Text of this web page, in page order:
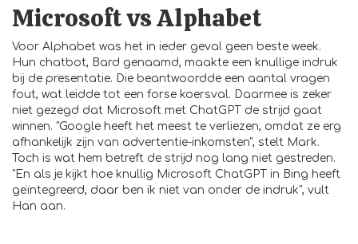
Microsoft vs Alphabet
Voor Alphabet was het in ieder geval geen beste week.
Hun chatbot, Bard genaamd, maakte een knullige indruk
bij de presentatie. Die beantwoordde een aantal vragen
fout, wat leidde tot een forse koersval. Daarmee is zeker
niet gezegd dat Microsoft met ChatGPT de strijd gaat
winnen. "Google heeft het meest te verliezen, omdat ze erg
afhankelijk zijn van advertentie-inkomsten", stelt Mark.
Toch is wat hem betreft de strijd nog lang niet gestreden.
"En als je kijkt hoe knullig Microsoft ChatGPT in Bing heeft
geïntegreerd, daar ben ik niet van onder de indruk", vult
Han aan.